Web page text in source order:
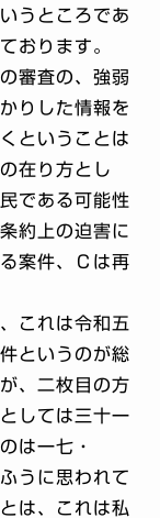
うところであ
おります。
審査の、強弱
りした情報を
ということは
在り方とし
である可能性
約上の迫害に
案件、Ｃは再
これは令和五
というのが総
、二枚目の方
しては三十一
は一七・
うに思われて
は、これは私